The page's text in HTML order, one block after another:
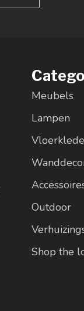
Meubels
Lampen
Outdoor
Shop the